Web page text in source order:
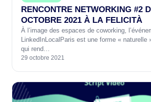
RENCONTRE NETWORKING #2
OCTOBRE 2021 À LA FELICITÀ
À l’image des espaces de coworking,
LinkedInLocalParis est une forme « naturelle
qui rend…
29 octobre 2021